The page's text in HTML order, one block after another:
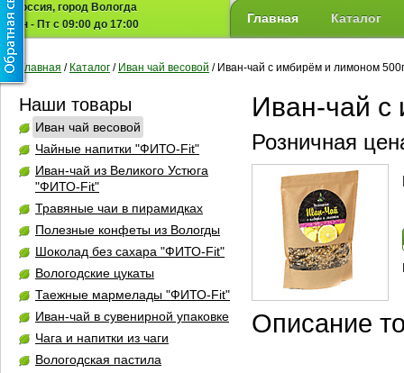
Россия, город Вологда
Пн - Пт с 09:00 до 17:00
Главная Каталог
Главная / Каталог / Иван чай весовой / Иван-чай с имбирём и лимоном
Наши товары
Иван чай весовой
Чайные напитки "ФИТО-Fit"
Иван-чай из Великого Устюга
"ФИТО-Fit"
Травяные чаи в пирамидках
Полезные конфеты из Вологды
Шоколад без сахара "ФИТО-Fit"
Вологодские цукаты
Таежные мармелады "ФИТО-Fit"
Иван-чай в сувенирной упаковке
Чага и напитки из чаги
Вологодская пастила
Иван-чай с
Розничная
Описание